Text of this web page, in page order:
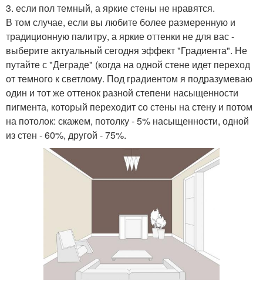
3. если пол темный, а яркие стены не нравятся.
В том случае, если вы любите более размеренную и
традиционную палитру, а яркие оттенки не для вас -
выберите актуальный сегодня эффект "Градиента". Не
путайте с "Деграде" (когда на одной стене идет переход
от темного к светлому. Под градиентом я подразумеваю
один и тот же оттенок разной степени насыщенности
пигмента, который переходит со стены на стену и потом
на потолок: скажем, потолку - 5% насыщенности, одной
из стен - 60%, другой - 75%.